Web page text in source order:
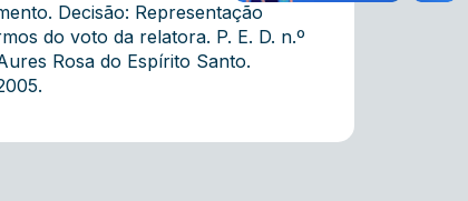
Decisão: Representação
do voto da relatora. P. E. D. n.º
Rosa do Espírito Santo.